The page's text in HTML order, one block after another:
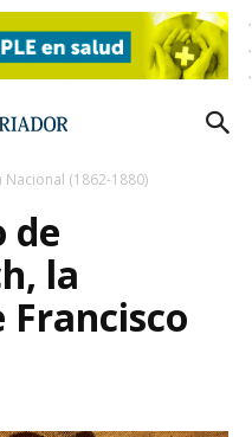
Nacional (1862-1880)
de
la
Francisco